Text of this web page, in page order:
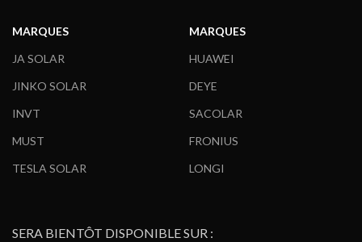
MARQUES
JA SOLAR
JINKO SOLAR
INVT
MUST
TESLA SOLAR
MARQUES
HUAWEI
DEYE
SACOLAR
FRONIUS
LONGI
SERA BIENTÔT DISPONIBLE SUR :